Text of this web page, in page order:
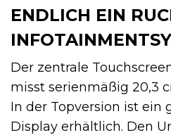
ENDLICH EIN
Der zentrale
misst serienmäßig 20,3
In der Topversion ist ein
Display erhältlich. Den